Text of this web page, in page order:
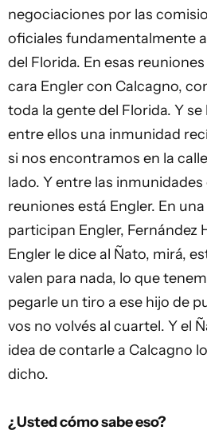
negociaciones por las
oficiales fundamentalmente
del Florida. En esas
cara Engler con Calcagno,
toda la gente del Florida. Y
entre ellos una inmunidad
si nos encontramos en la
lado. Y entre las
reuniones está Engler. En
participan Engler, Fernández
Engler le dice al Ñato, mirá,
valen para nada, lo que
pegarle un tiro a ese hijo de
vos no volvés al cuartel. Y el
idea de contarle a Calcagno
dicho.
¿Usted cómo sabe eso?